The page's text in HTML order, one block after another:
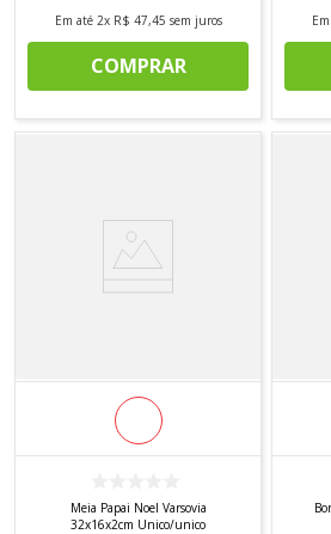
Em até 2x R$ 47,45 sem juros
COMPRAR
Meia Papai Noel Varsovia
32x16x2cm Unico/unico